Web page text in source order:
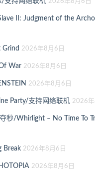
II: Judgment of the
Grind 2026年8月6日
War 2026年8月6日
2026年8月6日
Party/支持网络联机 2026年
秒/Whirlight – No Time To
Break 2026年8月6日
2026年8月6日